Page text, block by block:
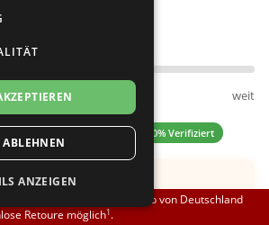
Fußweite:
normal weit
(1 Bewertungen) ✓ 100% Verifiziert
fällt groß aus.
eine halbe Nummer kleiner
EUR liefern wir innerhalb von Deutschland
Retoure möglich1.
ABLEHNEN
ANZEIGEN